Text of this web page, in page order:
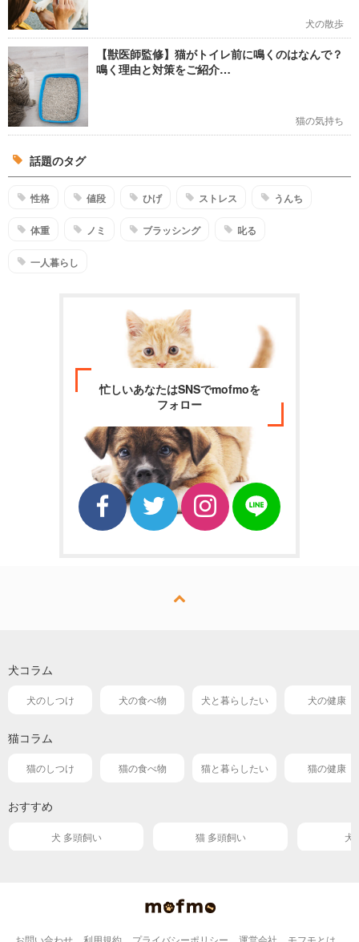
犬の散歩
【獣医師監修】猫がトイレ前に鳴くのはなんで？
鳴く理由と対策をご紹介…
猫の気持ち
話題のタグ
性格 値段 ひげ ストレス うんち
体重 ノミ ブラッシング 叱る
一人暮らし
忙しいあなたはSNSでmofmoを
フォロー
犬コラム
犬のしつけ 犬の食べ物 犬と暮らしたい 犬の健康
猫コラム
猫のしつけ 猫の食べ物 猫と暮らしたい 猫の健康
おすすめ
犬 多頭飼い 猫 多頭飼い 犬
お問い合わせ 利用規約 プライバシーポリシー 運営会社 モフモとは